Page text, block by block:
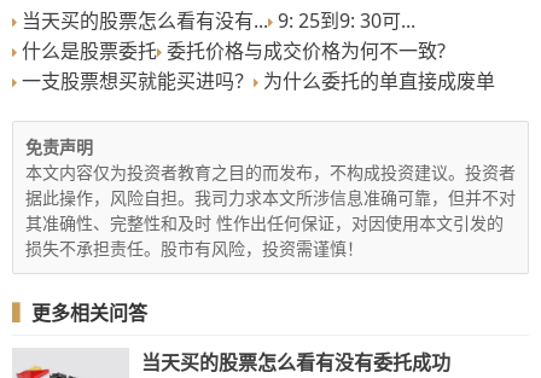
当天买的股票怎么看有没有... 9: 25到9: 30可...
什么是股票委托 委托价格与成交价格为何不一致?
一支股票想买就能买进吗？
为什么委托的单直接成废单
免责声明
本文内容仅为投资者教育之目的而发布，不构成投资建议。投资者
据此操作，风险自担。我司力求本文所涉信息准确可靠，但并不对
其准确性、完整性和及时 性作出任何保证，对因使用本文引发的
损失不承担责任。股市有风险，投资需谨慎！
▍ 更多相关问答
当天买的股票怎么看有没有委托成功